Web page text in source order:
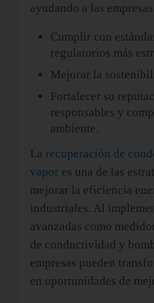
ayudando a las
Cumplir con
regulatorios más
Mejorar la
Fortalecer su
responsables y
ambiente.
La recuperación de
vapores una de las
mejorar la eficiencia
industriales. Al
avanzadas como
de conductividad y
empresas pueden
en oportunidades de